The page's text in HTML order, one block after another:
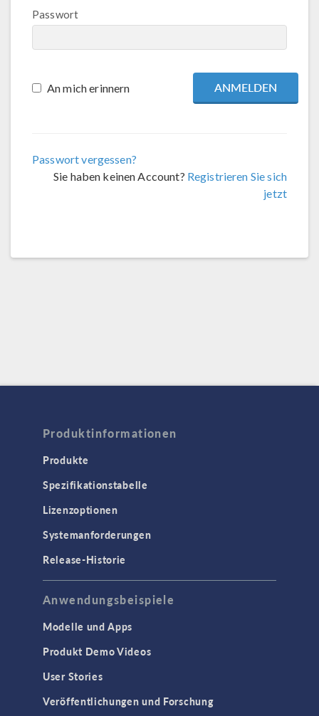
Passwort
An mich erinnern
Passwort vergessen?
Sie haben keinen Account? Registrieren Sie sich
jetzt
Produktinformationen
Produkte
Spezifikationstabelle
Lizenzoptionen
Systemanforderungen
Release-Historie
Anwendungsbeispiele
Modelle und Apps
Produkt Demo Videos
User Stories
Veröffentlichungen und Forschung